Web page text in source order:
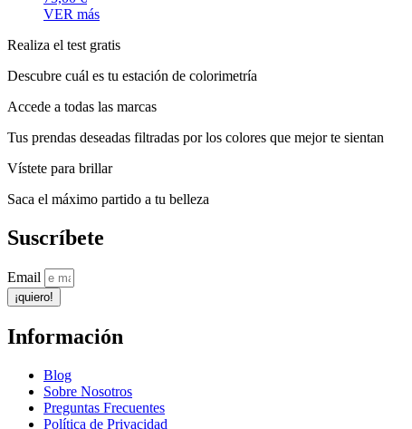
VER más
Realiza el test gratis
Descubre cuál es tu estación de colorimetría
Accede a todas las marcas
Tus prendas deseadas filtradas por los colores que mejor te sientan
Vístete para brillar
Saca el máximo partido a tu belleza
Suscríbete
Email
¡quiero!
Información
Blog
Sobre Nosotros
Preguntas Frecuentes
Política de Privacidad